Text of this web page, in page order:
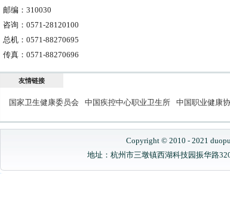
邮编：310030
咨询：0571-28120100
总机：0571-88270695
传真：0571-88270696
友情链接
国家卫生健康委员会 中国疾控中心职业卫生所 中国职业健康
Copyright © 2010 - 2021
地址：杭州市三墩镇西湖科技园振华路